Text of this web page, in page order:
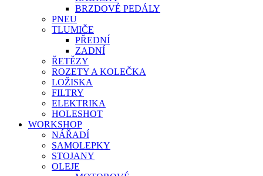
BRZDOVÉ PEDÁLY
PNEU
TLUMIČE
PŘEDNÍ
ZADNÍ
ŘETĚZY
ROZETY A KOLEČKA
LOŽISKA
FILTRY
ELEKTRIKA
HOLESHOT
WORKSHOP
NÁŘADÍ
SAMOLEPKY
STOJANY
OLEJE